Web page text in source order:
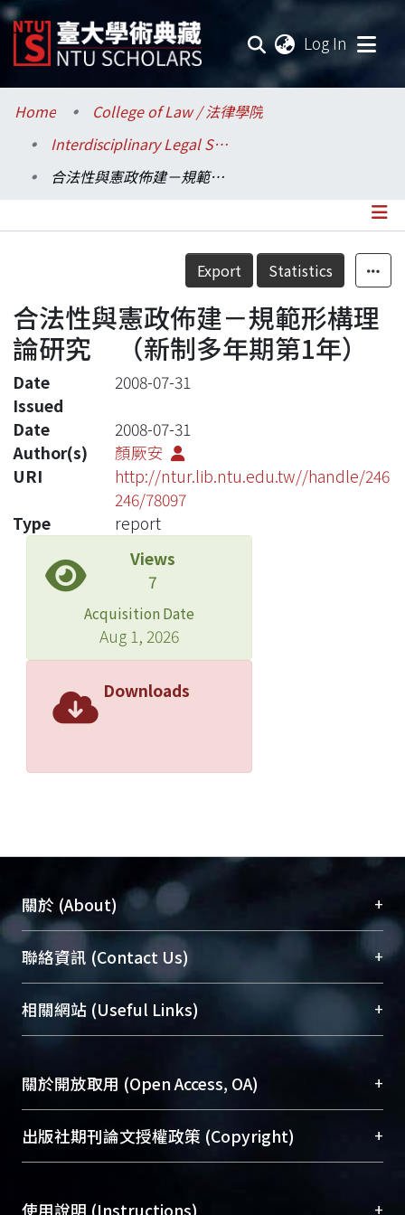
Log In
Communities & Collections
Research Outputs
Statistics
Home
College of Law / 法律學院
Interdisciplinary Legal Studies / 科際整合法律學研究所
合法性與憲政佈建－規範形構理論研究 （新制多年期第1年）
Details
Export Statistics
合法性與憲政佈建－規範形構理
論研究 （新制多年期第1年）
Date
Issued
2008-07-31
Date
2008-07-31
Author(s)
顏厥安
URI
http://ntur.lib.ntu.edu.tw//handle/246
246/78097
Type
report
Views
7
Acquisition Date
Aug 1, 2026
Downloads
關於 (About) +
臺大位居世界頂尖大學之列，為永久珍藏及向國際
展現本校豐碩的研究成果及學術能量，圖書館整合
機構典藏（NTUR）與學術庫（AH）不同功能平
台，成為臺大學術典藏NTU scholars。期能整合研
究能量、促進交流合作、保存學術產出、推廣研究
成果。
To permanently archive and promote researcher
profiles and scholarly works, Library integrates the
services of “NTU Repository” with “Academic
聯絡資訊 (Contact Us) +
總館學科館員(Main Library)
醫學圖書館學科館員(Medical Library)
(Social
Sciences Library)
相關網站 (Useful Links) +
關於開放取用 (Open Access, OA) +
開放取用是從使用者角度提升資訊取用性的社會運
動，應用在學術研究上是透過將研究著作公開供使
用逐年攀升。同時可加速研究發展、提升研究影響
出版社期刊論文授權政策 (Copyright) +
使用說明 (Instructions) +